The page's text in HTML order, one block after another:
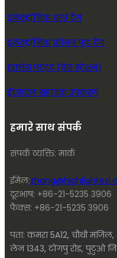
इलेक्ट्रॉनिक वस्त्र टैग
इलेक्ट्रॉनिक फ्रोजन फूड टैग
एक्सेस प्वाइंट (बेस स्टेशन)
ईएसएल सहायक उपकरण
हमारे साथ संपर्क
संपर्क व्यक्ति: मार्क
ईमेल:
दूरभाष: +86-21-5235 3906
फैक्स: +86-21-5235 3906
पता:कमरा 5A12, चौथी
लेन 1343, टोंगपु रोड, पुटुओ